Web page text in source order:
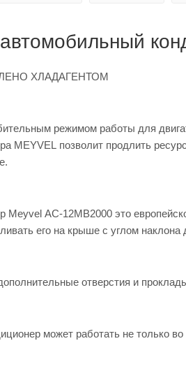
ХЛАДАГЕНТОМ
режимом работы для
MEYVEL позволит продлить
Meyvel AC-12MB2000 это
его на крыше с углом наклона
отверстия и
может работать не только